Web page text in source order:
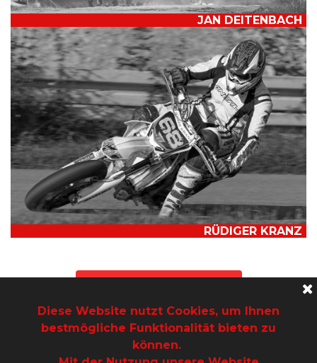
JAN DEITENBACH
RÜDIGER KRANZ
BERATEN LASSEN
Diese Website nutzt Cookies, um Ihnen
bestmögliche Funktionalität bieten zu
können.